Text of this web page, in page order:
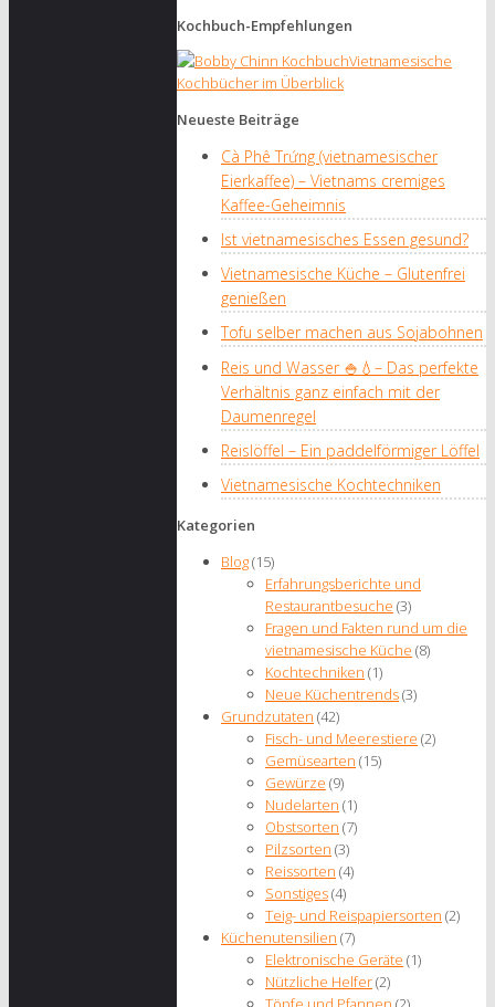
Kochbuch-Empfehlungen
Vietnamesische
Kochbücher im Überblick
Neueste Beiträge
Cà Phê Trứng (vietnamesischer
Eierkaffee) – Vietnams cremiges
Kaffee-Geheimnis
Ist vietnamesisches Essen gesund?
Vietnamesische Küche – Glutenfrei
genießen
Tofu selber machen aus Sojabohnen
Reis und Wasser 🍚💧– Das perfekte
Verhältnis ganz einfach mit der
Daumenregel
Reislöffel – Ein paddelförmiger Löffel
Vietnamesische Kochtechniken
Kategorien
Blog(15)
Erfahrungsberichte und
Restaurantbesuche (3)
Fragen und Fakten rund um die
vietnamesische Küche (8)
Kochtechniken (1)
Neue Küchentrends(3)
Grundzutaten (42)
Fisch- und Meerestiere (2)
Gemüsearten (15)
Gewürze (9)
Nudelarten (1)
Obstsorten (7)
Pilzsorten (3)
Reissorten (4)
Sonstiges(4)
Teig- und Reispapiersorten (2)
Küchenutensilien (7)
Elektronische Geräte (1)
Nützliche Helfer(2)